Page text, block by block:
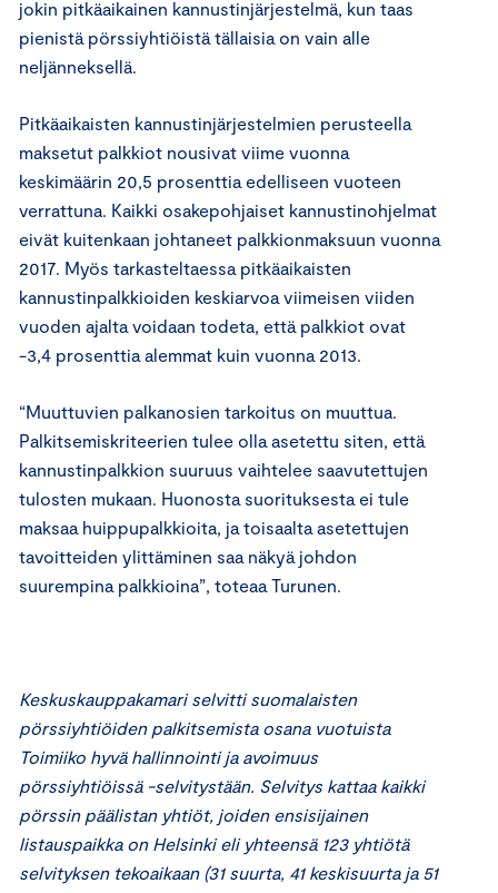
jokin pitkäaikainen kannustinjärjestelmä, kun taas
pienistä pörssiyhtiöistä tällaisia on vain alle
neljänneksellä.
Pitkäaikaisten kannustinjärjestelmien perusteella
maksetut palkkiot nousivat viime vuonna
keskimäärin 20,5 prosenttia edelliseen vuoteen
verrattuna. Kaikki osakepohjaiset kannustinohjelmat
eivät kuitenkaan johtaneet palkkionmaksuun vuonna
2017. Myös tarkasteltaessa pitkäaikaisten
kannustinpalkkioiden keskiarvoa viimeisen viiden
vuoden ajalta voidaan todeta, että palkkiot ovat
-3,4 prosenttia alemmat kuin vuonna 2013.
“Muuttuvien palkanosien tarkoitus on muuttua.
Palkitsemiskriteerien tulee olla asetettu siten, että
kannustinpalkkion suuruus vaihtelee saavutettujen
tulosten mukaan. Huonosta suorituksesta ei tule
maksaa huippupalkkioita, ja toisaalta asetettujen
tavoitteiden ylittäminen saa näkyä johdon
suurempina palkkioina”, toteaa Turunen.
Keskuskauppakamari selvitti suomalaisten
pörssiyhtiöiden palkitsemista osana vuotuista
Toimiiko hyvä hallinnointi ja avoimuus
pörssiyhtiöissä -selvitystään. Selvitys kattaa kaikki
pörssin päälistan yhtiöt, joiden ensisijainen
listauspaikka on Helsinki eli yhteensä 123 yhtiötä
selvityksen tekoaikaan (31 suurta, 41 keskisuurta ja 51